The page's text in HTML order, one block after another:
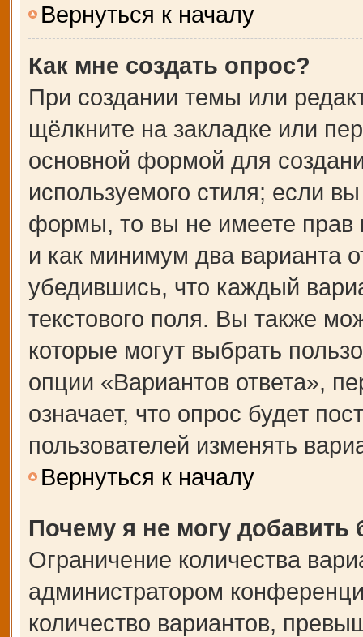
Вернуться к началу
Как мне создать опрос?
При создании темы или
щёлкните на закладке или
основной формой для
используемого стиля; если
формы, то вы не имеете прав
и как минимум два варианта
убедившись, что каждый
текстового поля. Вы также
которые могут выбрать
опции «Вариантов ответа»,
означает, что опрос будет
пользователей изменять
Вернуться к началу
Почему я не могу добавить
Ограничение количества
администратором
количество вариантов,